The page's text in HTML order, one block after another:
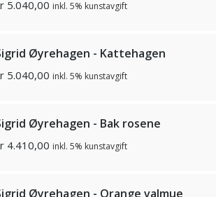
5.040,00 inkl. 5% kunstavgift
Øyrehagen - Kattehagen
5.040,00 inkl. 5% kunstavgift
Øyrehagen - Bak rosene
4.410,00 inkl. 5% kunstavgift
Øyrehagen - Orange valmue